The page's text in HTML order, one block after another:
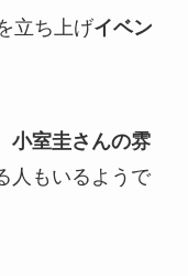
立ち上げイベン
小室圭さんの雰
人もいるようで